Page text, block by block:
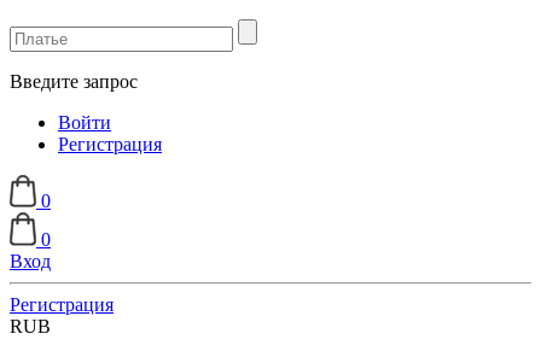
Введите запрос
Войти
Регистрация
0
0
Вход
Регистрация
RUB